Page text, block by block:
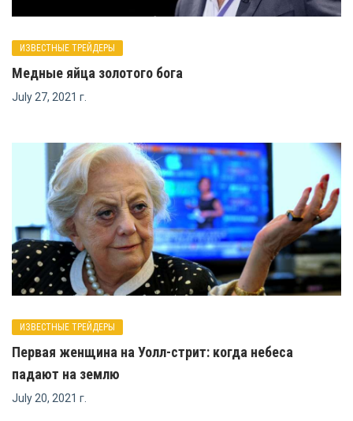
ИЗВЕСТНЫЕ ТРЕЙДЕРЫ
Медные яйца золотого бога
July 27, 2021 г.
ИЗВЕСТНЫЕ ТРЕЙДЕРЫ
Первая женщина на Уолл-стрит: когда небеса
падают на землю
July 20, 2021 г.